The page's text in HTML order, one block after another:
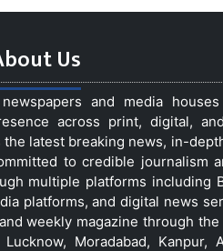
Us
and media
across print, digital,
latest breaking news, in-
to credible journalism
multiple platforms including
platforms, and digital news
weekly magazine through
Moradabad, Kanpur,